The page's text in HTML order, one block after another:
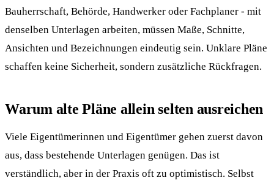
Bauherrschaft, Behörde, Handwerker oder Fachplaner - mit
denselben Unterlagen arbeiten, müssen Maße, Schnitte,
Ansichten und Bezeichnungen eindeutig sein. Unklare Pläne
schaffen keine Sicherheit, sondern zusätzliche Rückfragen.
Warum alte Pläne allein selten ausreichen
Viele Eigentümerinnen und Eigentümer gehen zuerst davon
aus, dass bestehende Unterlagen genügen. Das ist
verständlich, aber in der Praxis oft zu optimistisch. Selbst